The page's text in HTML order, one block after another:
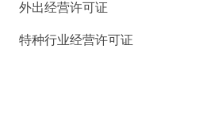
外出经营许可证
特种行业经营许可证